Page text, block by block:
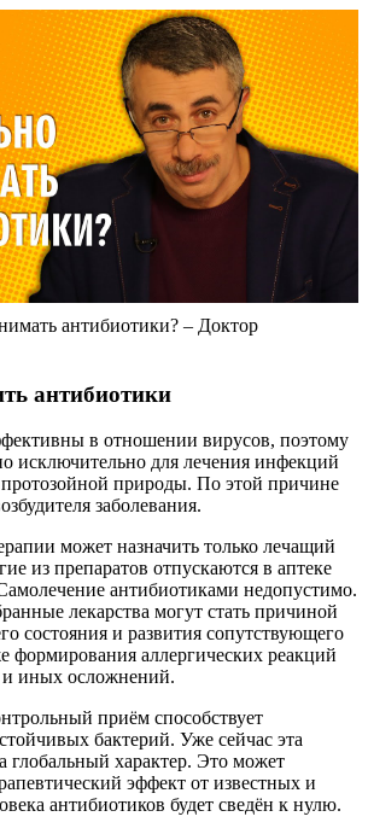
антибиотики? – Доктор
антибиотики
в отношении вирусов, поэтому
исключительно для лечения инфекций
природы. По этой причине
заболевания.
может назначить только лечащий
из препаратов отпускаются в аптеке
антибиотиками недопустимо.
лекарства могут стать причиной
состояния и развития сопутствующего
формирования аллергических реакций
и иных осложнений.
приём способствует
бактерий. Уже сейчас эта
глобальный характер. Это может
эффект от известных и
антибиотиков будет сведён к нулю.